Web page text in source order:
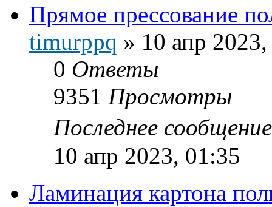
Прямое прессование
timurppq » 10 апр
0 Ответы
9351 Просмотры
Последнее
10 апр 2023, 01:35
Ламинация картона